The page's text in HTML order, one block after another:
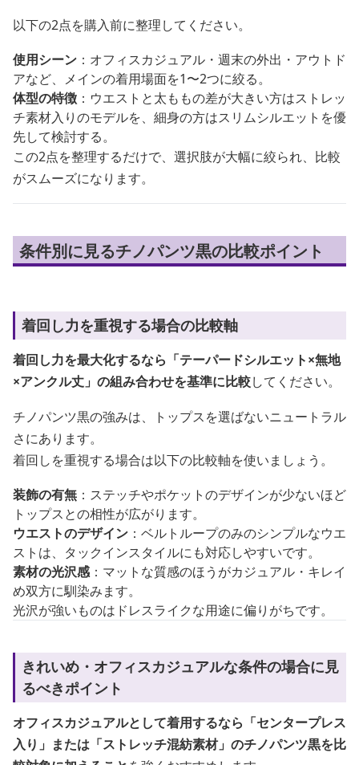
以下の2点を購入前に整理してください。
使用シーン ：オフィスカジュアル・週末の外出・アウトド
アなど、メインの着用場面を1〜2つに絞る。
体型の特徴 ：ウエストと太ももの差が大きい方はストレッ
チ素材入りのモデルを、細身の方はスリムシルエットを優
先して検討する。
この2点を整理するだけで、選択肢が大幅に絞られ、比較
がスムーズになります。
条件別に見るチノパンツ黒の比較ポイント
着回し力を重視する場合の比較軸
着回し力を最大化するなら「テーパードシルエット×無地
×アンクル丈」の組み合わせを基準に比較してください。
チノパンツ黒の強みは、トップスを選ばないニュートラル
さにあります。
着回しを重視する場合は以下の比較軸を使いましょう。
装飾の有無 ：ステッチやポケットのデザインが少ないほど
トップスとの相性が広がります。
ウエストのデザイン ：ベルトループのみのシンプルなウエ
ストは、タックインスタイルにも対応しやすいです。
素材の光沢感：マットな質感のほうがカジュアル・キレイ
め双方に馴染みます。
光沢が強いものはドレスライクな用途に偏りがちです。
きれいめ・オフィスカジュアルな条件の場合に見
るべきポイント
オフィスカジュアルとして着用するなら「センタープレス
入り」または「ストレッチ混紡素材」のチノパンツ黒を比